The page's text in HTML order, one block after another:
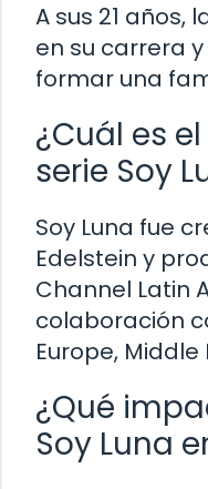
A sus 21 años,
en su carrera
formar una
¿Cuál es
serie Soy
Soy Luna fue
Edelstein y
Channel Latin
colaboración
Europe,
¿Qué
Soy Luna